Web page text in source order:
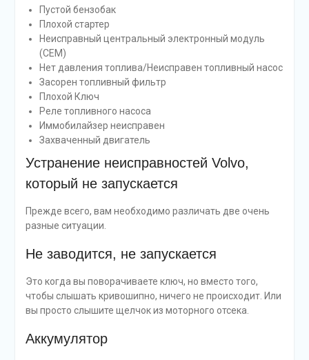
Пустой бензобак
Плохой стартер
Неисправный центральный электронный модуль
(CEM)
Нет давления топлива/Неисправен топливный насос
Засорен топливный фильтр
Плохой Ключ
Реле топливного насоса
Иммобилайзер неисправен
Захваченный двигатель
Устранение неисправностей Volvo,
который не запускается
Прежде всего, вам необходимо различать две очень
разные ситуации.
Не заводится, не запускается
Это когда вы поворачиваете ключ, но вместо того,
чтобы слышать кривошипно, ничего не происходит. Или
вы просто слышите щелчок из моторного отсека.
Аккумулятор